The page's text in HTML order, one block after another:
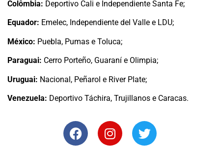
Colômbia: Deportivo Cali e Independiente Santa Fe;
Equador: Emelec, Independiente del Valle e LDU;
México: Puebla, Pumas e Toluca;
Paraguai: Cerro Porteño, Guaraní e Olimpia;
Uruguai: Nacional, Peñarol e River Plate;
Venezuela: Deportivo Táchira, Trujillanos e Caracas.